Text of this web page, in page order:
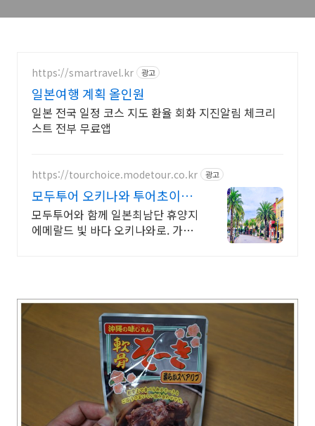
https://smartravel.kr 광고
일본여행 계획 올인원
일본 전국 일정 코스 지도 환율 회화 지진알림 체크리
스트 전부 무료앱
https://tourchoice.modetour.co.kr 광고
모두투어 오키나와 투어초이스
에메랄드 빛 바다 환상의섬
모두투어와 함께 일본최남단 휴양지
에메랄드 빛 바다 오키나와로. 가족